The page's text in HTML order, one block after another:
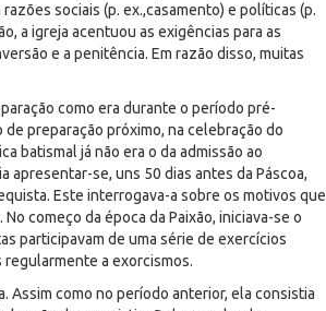
sociais (p. ex.,casamento) e políticas (p.
a igreja acentuou as exigências para as
e a penitência. Em razão disso, muitas
como era durante o período pré-
preparação próximo, na celebração do
batismal já não era o da admissão ao
apresentar-se, uns 50 dias antes da Páscoa,
Este interrogava-a sobre os motivos que
começo da época da Paixão, iniciava-se o
participavam de uma série de exercícios
a exorcismos.
Assim como no período anterior, ela consistia